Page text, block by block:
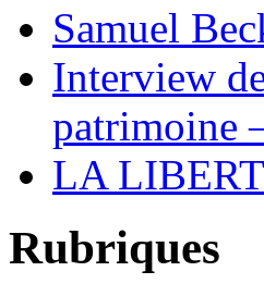
Samuel
Interview
patrimoine
LA
Rubriques